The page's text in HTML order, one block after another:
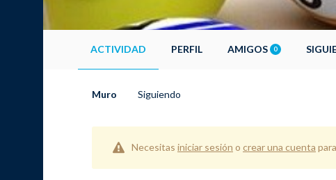
ACTIVIDAD PERFIL AMIGOS 0
Muro Siguiendo
Necesitas iniciar sesión o crear una cuenta